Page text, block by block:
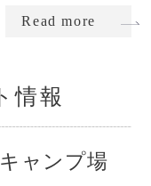
Read more
情報
ャンプ場